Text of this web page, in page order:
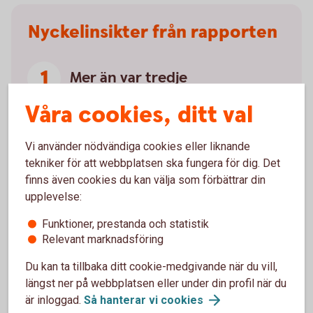
Nyckelinsikter från rapporten
Mer än var tredje
genomsnittet vid en krissituation. Bland
bättre (7 procent) sticker männen ut – 10
procent av männen uppger detta, jämfört
med 4 procent av kvinnorna.
säger att de har någon form av
mer än hälften av svenskarna (55 procent)
inga kontanter hemma som del av
beredskapen.
Våra cookies, ditt val
Vi använder nödvändiga cookies eller liknande
tekniker för att webbplatsen ska fungera för dig. Det
finns även cookies du kan välja som förbättrar din
upplevelse:
Funktioner, prestanda och statistik
Relevant marknadsföring
Du kan ta tillbaka ditt cookie-medgivande när du vill,
längst ner på webbplatsen eller under din profil när du
är inloggad. Så hanterar vi cookies